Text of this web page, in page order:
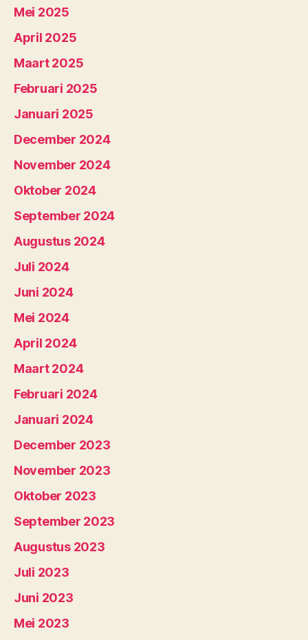
Mei 2025
April 2025
Maart 2025
Februari 2025
Januari 2025
December 2024
November 2024
Oktober 2024
September 2024
Augustus 2024
Juli 2024
Juni 2024
Mei 2024
April 2024
Maart 2024
Februari 2024
Januari 2024
December 2023
November 2023
Oktober 2023
September 2023
Augustus 2023
Juli 2023
Juni 2023
Mei 2023